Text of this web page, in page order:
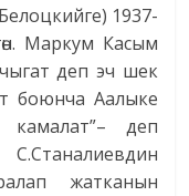
1937-
Маркум Касым
деп эч шек
боюнча Аалыке
камалат”– деп
жатканын